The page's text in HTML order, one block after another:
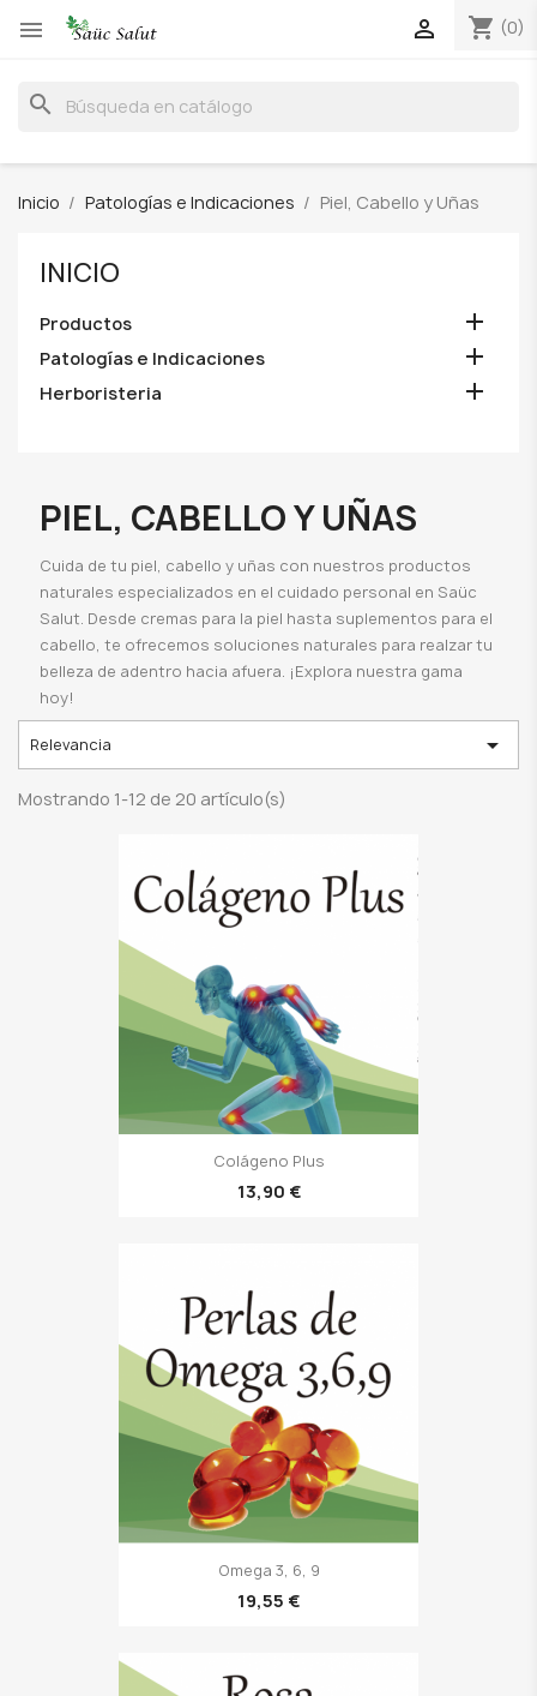
 shopping_cart (0)

search
Inicio Patologías e Indicaciones Piel, Cabello y Uñas
INICIO
Productos 
Patologías e Indicaciones 
Herboristeria 
PIEL, CABELLO Y UÑAS
Cuida de tu piel, cabello y uñas con nuestros productos
naturales especializados en el cuidado personal en Saüc
Salut. Desde cremas para la piel hasta suplementos para el
cabello, te ofrecemos soluciones naturales para realzar tu
belleza de adentro hacia afuera. ¡Explora nuestra gama
hoy!
Relevancia 
Mostrando 1-12 de 20 artículo(s)
Colágeno Plus
13,90 €
Omega 3, 6, 9
19,55 €